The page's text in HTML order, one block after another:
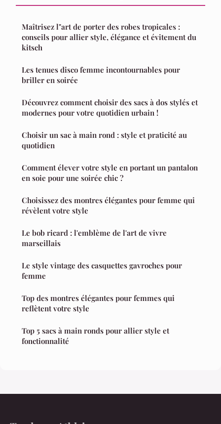
Maîtrisez l"art de porter des robes tropicales :
conseils pour allier style, élégance et évitement du
kitsch
Les tenues disco femme incontournables pour
briller en soirée
Découvrez comment choisir des sacs à dos stylés et
modernes pour votre quotidien urbain !
Choisir un sac à main rond : style et praticité au
quotidien
Comment élever votre style en portant un pantalon
en soie pour une soirée chic ?
Choisissez des montres élégantes pour femme qui
révèlent votre style
Le bob ricard : l'emblème de l'art de vivre
marseillais
Le style vintage des casquettes gavroches pour
femme
Top des montres élégantes pour femmes qui
reflètent votre style
Top 5 sacs à main ronds pour allier style et
fonctionnalité